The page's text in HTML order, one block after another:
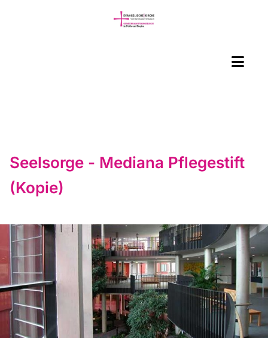
Seelsorge - Mediana Pflegestift
(Kopie)